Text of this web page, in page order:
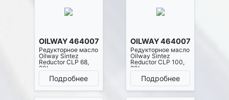
OILWAY 4640076014165
Редукторное масло
Oilway Sintez
Reductor CLP 68,
20L
Подробнее
OILWAY 4640076014196
Редукторное масло
Oilway Sintez
Reductor CLP 100,
20L
Подробнее